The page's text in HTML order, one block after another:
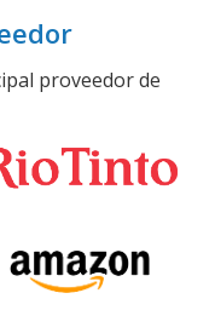
proveedor de